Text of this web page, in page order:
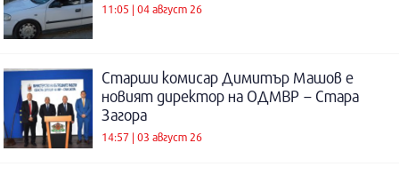
11:05 | 04 август 26
Старши комисар Димитър Машов е
новият директор на ОДМВР – Стара
Загора
14:57 | 03 август 26